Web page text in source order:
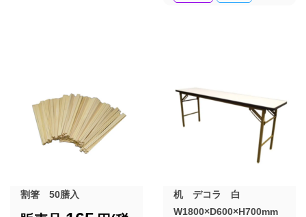
割箸 50膳入
机 デコラ 白
W1800×D600×H700mm